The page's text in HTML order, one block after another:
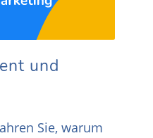
und
Sie, warum